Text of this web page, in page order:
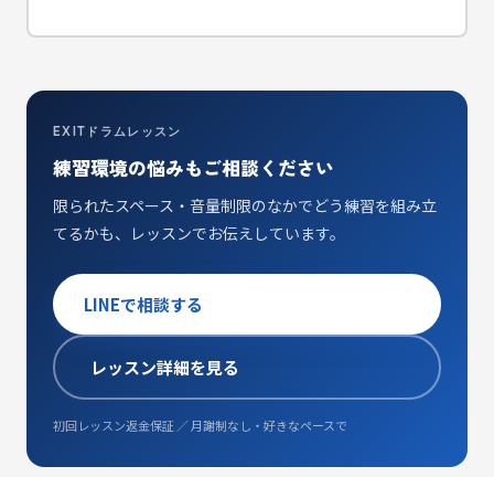
EXITドラムレッスン
練習環境の悩みもご相談ください
限られたスペース・音量制限のなかでどう練習を組み立
てるかも、レッスンでお伝えしています。
LINEで相談する
レッスン詳細を見る
初回レッスン返金保証 ／ 月謝制なし・好きなペースで